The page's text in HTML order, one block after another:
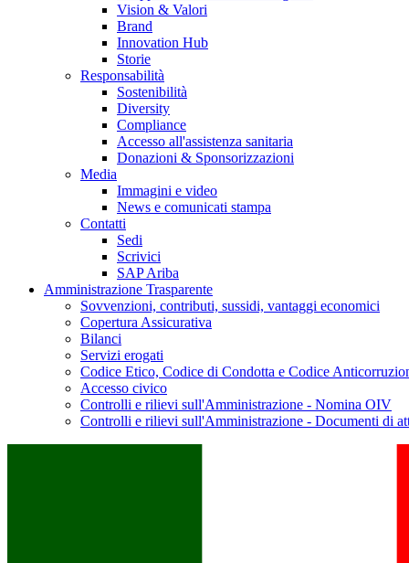
Trova il prodotto che stai cercando. Visita il catalogo B. Braun
Vision & Valori
Brand
Innovation Hub
Storie
Responsabilità
Sostenibilità
Diversity
Compliance
Accesso all'assistenza sanitaria
Donazioni & Sponsorizzazioni
Media
Immagini e video
News e comunicati stampa
Contatti
Sedi
Scrivici
SAP Ariba
Amministrazione Trasparente
Sovvenzioni, contributi, sussidi, vantaggi economici
Copertura Assicurativa
Bilanci
Servizi erogati
Codice Etico, Codice di Condotta e Codice
Accesso civico
Controlli e rilievi sull'Amministrazione - Nomina OIV
Controlli e rilievi sull'Amministrazione - Documenti di